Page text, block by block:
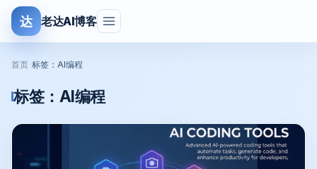
达 老达AI博客
首页 标签：AI编程
标签： AI编程